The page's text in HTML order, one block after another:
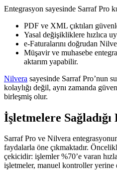
Entegrasyon sayesinde Sarraf Pro
PDF ve XML çıktıları
Yasal değişikliklere hızlıca
e-Faturalarını doğrudan
Müşavir ve muhasebe
aktarım yapabilir.
Nilvera sayesinde Sarraf Pro’nun
kolaylığı değil, aynı zamanda
birleşmiş olur.
İşletmelere
Sarraf Pro ve Nilvera
faydalarla öne çıkmaktadır.
çekicidir: işlemler %70’e varan
işletmeler, manuel kontroller yerine